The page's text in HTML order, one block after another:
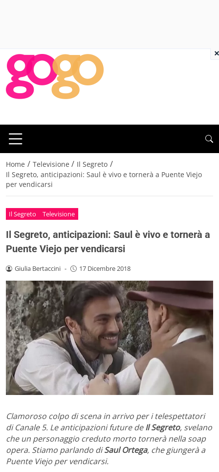
Home / Televisione / Il Segreto /
Il Segreto, anticipazioni: Saul è vivo e tornerà a Puente Viejo
per vendicarsi
Il Segreto Televisione
Il Segreto, anticipazioni: Saul è vivo e tornerà a
Puente Viejo per vendicarsi
Giulia Bertaccini - 17 Dicembre 2018
Clamoroso colpo di scena in arrivo per i telespettatori
di Canale 5. Le anticipazioni future deIl Segreto, svelano
che un personaggio creduto morto tornerà nella soap
opera. Stiamo parlando diSaul Ortega, che giungerà a
Puente Viejo per vendicarsi.
×